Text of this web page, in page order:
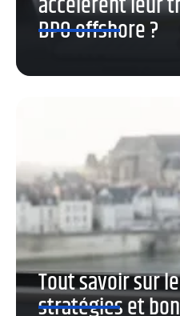
BPO offshore ?
Tout savoir sur
stratégies et